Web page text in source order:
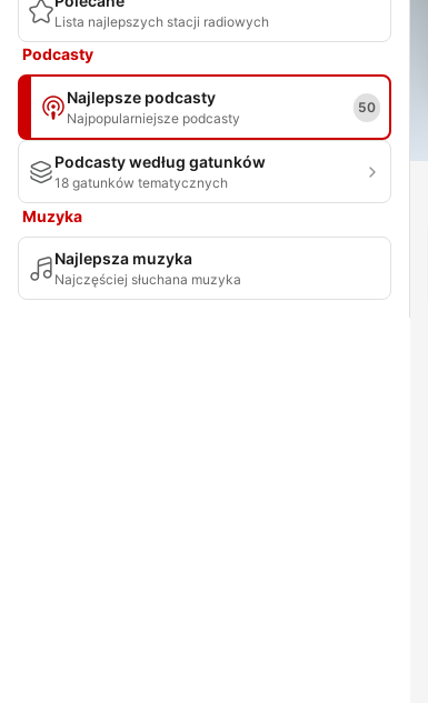
Lista najlepszych stacji radiowych
Podcasty
Najlepsze podcasty
Najpopularniejsze podcasty
50
Podcasty według gatunków
18 gatunków tematycznych
Muzyka
Najlepsza muzyka
Najczęściej słuchana muzyka